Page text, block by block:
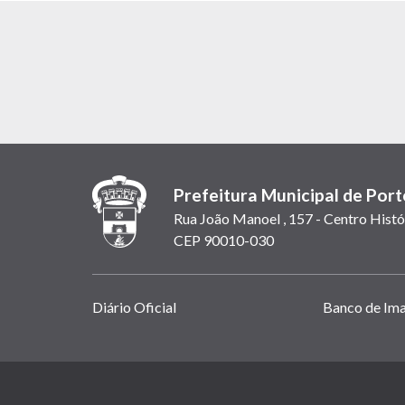
Prefeitura Municipal de
Rua João Manoel , 157 - Centro
CEP 90010-030
Links
Diário Oficial Banco de